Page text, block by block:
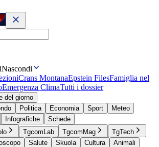
Nascondi
Crans MontanaEpstein FilesFamiglia nel
Emergenza ClimaTutti i dossier
del giorno
Politica Economia Sport
Meteo
Infografiche
Schede
TgcomLab TgcomMag
TgTech
Salute Skuola Cultura
Animali